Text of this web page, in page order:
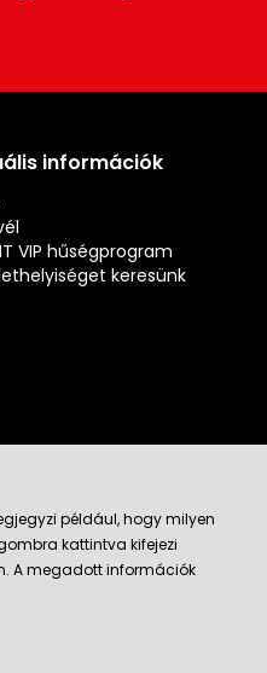
információk
VIP hűségprogram
keresünk
például, hogy milyen
kattintva kifejezi
A megadott információk